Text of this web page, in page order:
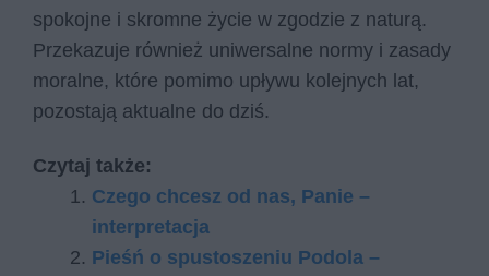
spokojne i skromne życie w zgodzie z naturą.
Przekazuje również uniwersalne normy i zasady
moralne, które pomimo upływu kolejnych lat,
pozostają aktualne do dziś.
Czytaj także:
Czego chcesz od nas, Panie –
interpretacja
Pieśń o spustoszeniu Podola –